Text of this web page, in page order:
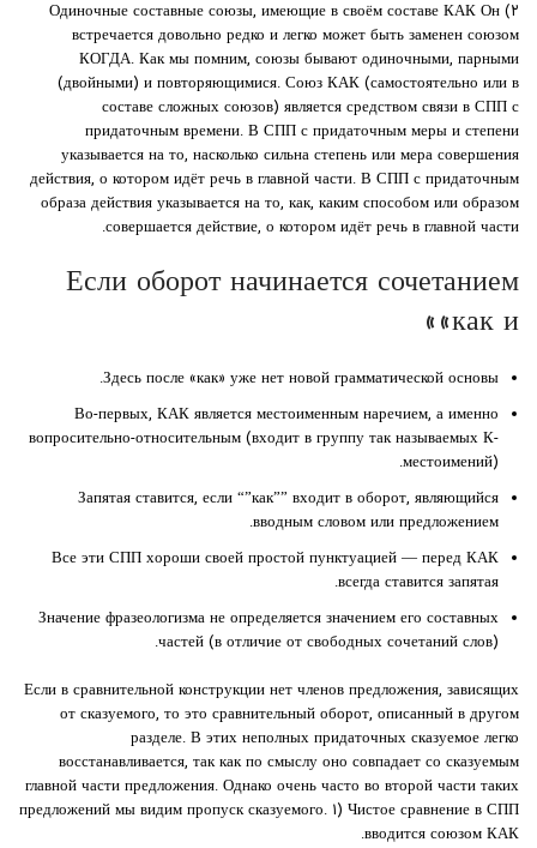
۲) Одиночные составные союзы, имеющие в своём составе КАК Он
встречается довольно редко и легко может быть заменен союзом
КОГДА. Как мы помним, союзы бывают одиночными, парными
(двойными) и повторяющимися. Союз КАК (самостоятельно или в
составе сложных союзов) является средством связи в СПП с
придаточным времени. В СПП с придаточным меры и степени
указывается на то, насколько сильна степень или мера совершения
действия, о котором идёт речь в главной части. В СПП с придаточным
образа действия указывается на то, как, каким способом или образом
совершается действие, о котором идёт речь в главной части.
Если оборот начинается сочетанием
«как и»
Здесь после «как» уже нет новой грамматической основы.
Во-первых, КАК является местоименным наречием, а именно
вопросительно-относительным (входит в группу так называемых К-
местоимений).
Запятая ставится, если “”как”” входит в оборот, являющийся
вводным словом или предложением.
Все эти СПП хороши своей простой пунктуацией — перед КАК
всегда ставится запятая.
Значение фразеологизма не определяется значением его составных
частей (в отличие от свободных сочетаний слов).
Если в сравнительной конструкции нет членов предложения, зависящих
от сказуемого, то это сравнительный оборот, описанный в другом
разделе. В этих неполных придаточных сказуемое легко
восстанавливается, так как по смыслу оно совпадает со сказуемым
главной части предложения. Однако очень часто во второй части таких
предложений мы видим пропуск сказуемого. ۱) Чистое сравнение в СПП
вводится союзом КАК.